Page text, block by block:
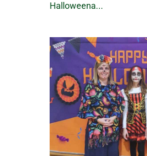
Halloweena...